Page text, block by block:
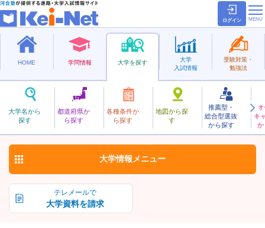
ログイン
HOME 学問情報 大学を探す
大学名から
探す
都道府県か
ら探す
各種条件か
ら探す
地図から探
す
推薦型・
総合型選抜
から探す
キ
か
大学
入試情報
受験対策・
勉強法
私立
きゅうしゅうきょうりつ
九州共立大学 お気に入り
テレメールで
大学資料を請求
大学情報 メニュー